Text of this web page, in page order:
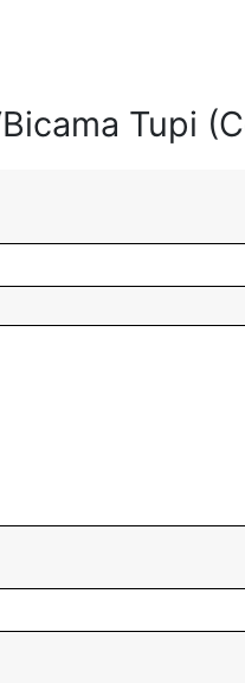
Tupi